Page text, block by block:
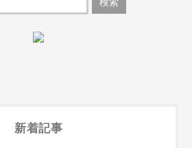
新着記事